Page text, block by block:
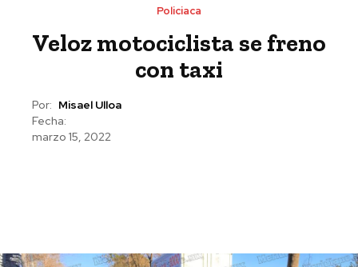
Policiaca
Veloz motociclista se freno
con taxi
Por: Misael Ulloa
Fecha:
marzo 15, 2022